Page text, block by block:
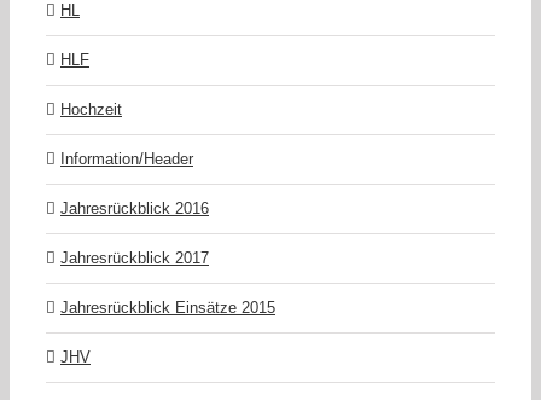
HL
HLF
Hochzeit
Information/Header
Jahresrückblick 2016
Jahresrückblick 2017
Jahresrückblick Einsätze 2015
JHV